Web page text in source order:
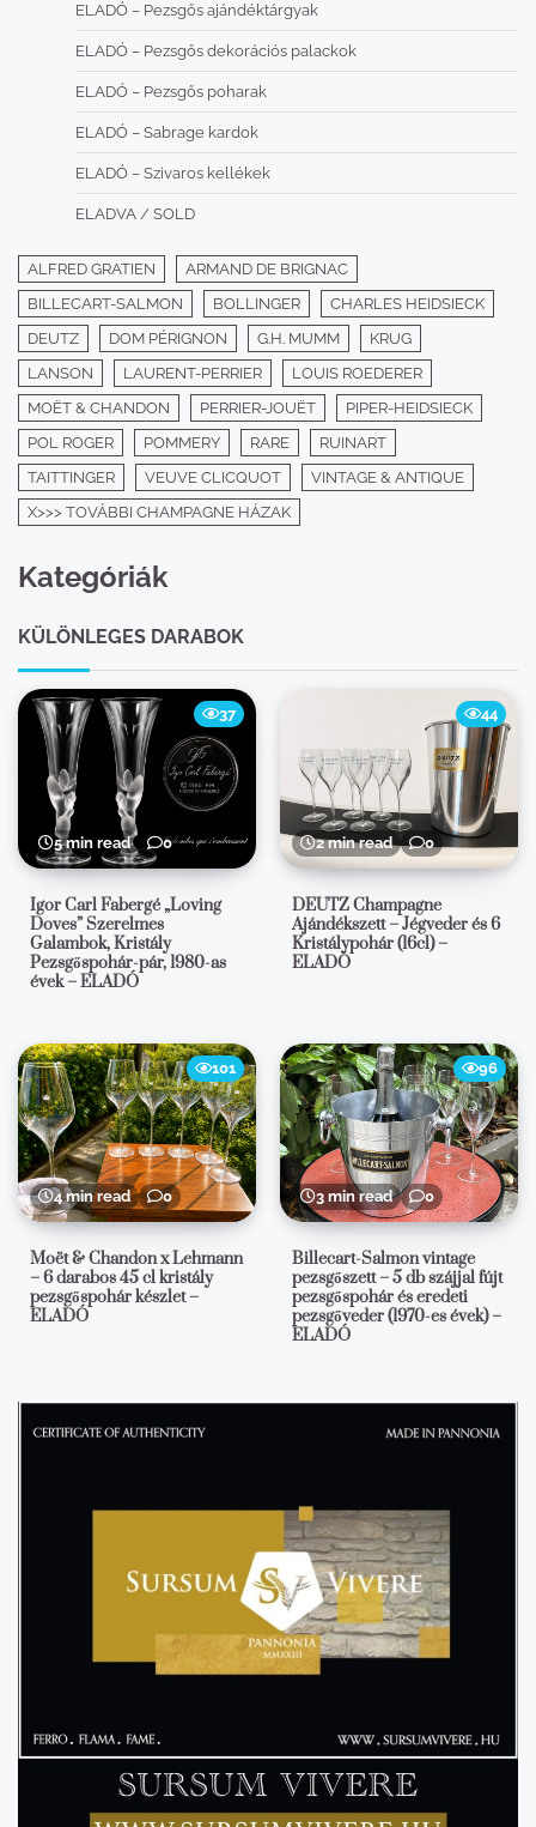
ELADÓ – Pezsgős ajándéktárgyak
ELADÓ – Pezsgős dekorációs palackok
ELADÓ – Pezsgős poharak
ELADÓ – Sabrage kardok
ELADÓ – Szivaros kellékek
ELADVA / SOLD
ALFRED GRATIEN
ARMAND DE BRIGNAC
BILLECART-SALMON
BOLLINGER
CHARLES HEIDSIECK
DEUTZ
DOM PÉRIGNON G.H. MUMM
KRUG
LANSON
LAURENT-PERRIER
LOUIS ROEDERER
MOËT & CHANDON
PERRIER-JOUËT
PIPER-HEIDSIECK
POL ROGER
POMMERY RARE
RUINART
TAITTINGER
VEUVE CLICQUOT
VINTAGE & ANTIQUE
X>>> TOVÁBBI CHAMPAGNE HÁZAK
Kategóriák
KÜLÖNLEGES DARABOK
5 min read 0
37
Igor Carl Fabergé „Loving
Doves” Szerelmes
Galambok, Kristály
Pezsgőspohár-pár, 1980-as
évek – ELADÓ
2 min read 0
44
DEUTZ Champagne
Ajándékszett – Jégveder és 6
Kristálypohár (16cl) –
ELADÓ
4 min read 0
101
Moët & Chandon x Lehmann
– 6 darabos 45 cl kristály
pezsgőspohár készlet –
ELADÓ
3 min read 0
96
Billecart-Salmon vintage
pezsgőszett – 5 db szájjal fújt
pezsgőspohár és eredeti
pezsgőveder (1970-es évek) –
ELADÓ